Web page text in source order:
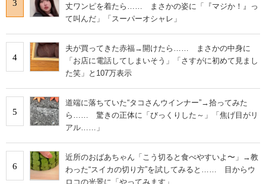
3
丈ワンピを着たら…… まさかの姿に「『マジか！』っ
て叫んだ」「スーパーオシャレ」
4
夫が買ってきた赤福→開けたら…… まさかの中身に
「お店に電話してしまいそう」「さすがに初めて見まし
た笑」と107万表示
5
道端に落ちていた“タコさんウインナー”→拾ってみた
ら…… 驚きの正体に「びっくりした～」「焦げ目がリ
アル……」
6
近所のおばあちゃん「こう切ると食べやすいよ〜」→教
わった“スイカの切り方”を試してみると…… 目からウ
ロコの光景に「やってみます」